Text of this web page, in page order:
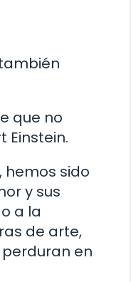
que no
Einstein.
hemos sido
y sus
a la
de arte,
en